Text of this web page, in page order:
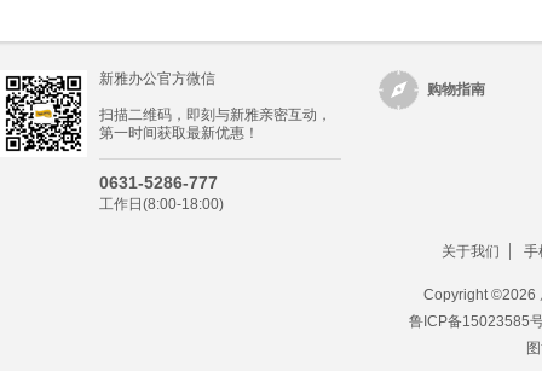
新雅办公官方微信
扫描二维码，即刻与新雅亲密互动，
第一时间获取最新优惠！
0631-5286-777
工作日(8:00-18:00)
购物指南
关于我们 手
Copyright ©2026
鲁ICP备15023585